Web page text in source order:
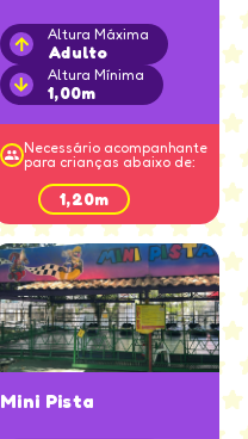
Altura Máxima
Adulto
Altura Mínima
1,00m
Necessário acompanhante
para crianças abaixo de:
1,20m
Mini Pista